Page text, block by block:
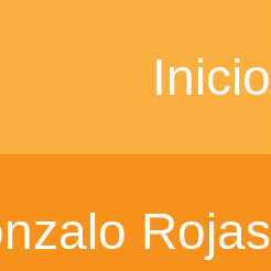
Inicio
Rojas